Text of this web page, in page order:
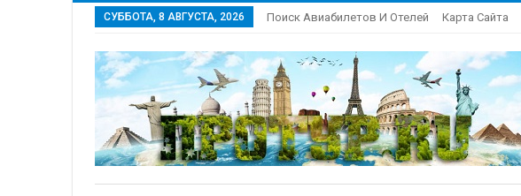
СУББОТА, 8 АВГУСТА, 2026 Поиск Авиабилетов И Отелей Карта Сайта